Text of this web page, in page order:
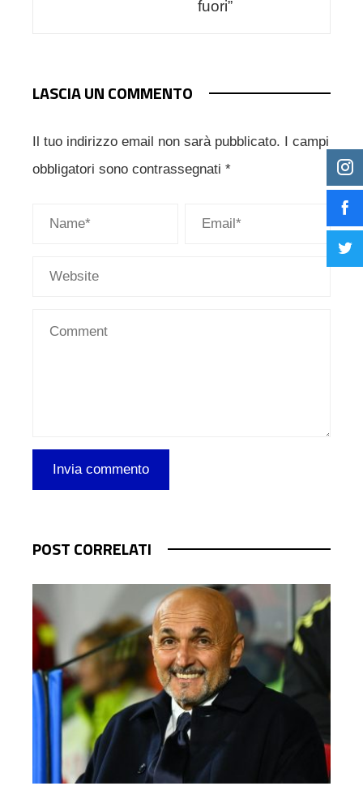
fuori”
LASCIA UN COMMENTO
Il tuo indirizzo email non sarà pubblicato.
I campi
obbligatori sono contrassegnati *
POST CORRELATI